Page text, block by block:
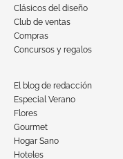
Clásicos del diseño
Club de ventas
Compras
Concursos y regalos
El blog de redacción
Especial Verano
Flores
Gourmet
Hogar Sano
Hoteles